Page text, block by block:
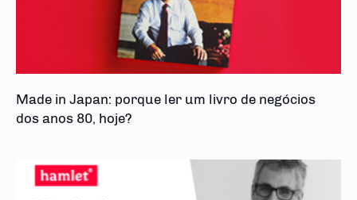
Made in Japan: porque ler um livro de negócios
dos anos 80, hoje?